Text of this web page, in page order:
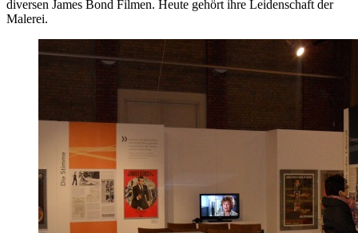
diversen James Bond Filmen. Heute gehört ihre Leidenschaft der
Malerei.